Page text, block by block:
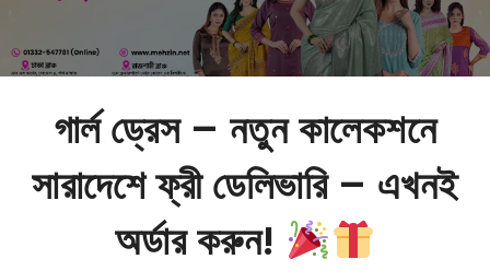
গার্ল ড্রেস – নতুন কালেকশনে
সারাদেশে ফ্রী ডেলিভারি – এখনই
অর্ডার করুন!